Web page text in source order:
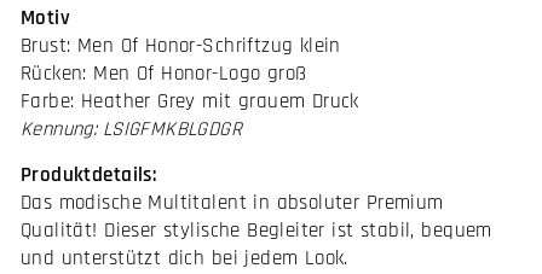
Motiv
Brust: Men Of Honor-Schriftzug klein
Rücken: Men Of Honor-Logo groß
Farbe: Heather Grey mit grauem Druck
Kennung: LSIGFMKBLGDGR
Produktdetails:
Das modische Multitalent in absoluter Premium
Qualität! Dieser stylische Begleiter ist stabil, bequem
und unterstützt dich bei jedem Look.